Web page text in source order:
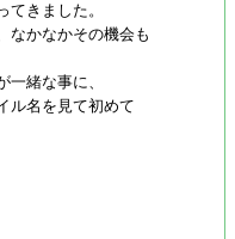
きました。
なかなかその機会も
緒な事に、
ル名を見て初めて